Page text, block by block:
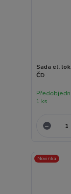
Sada el.
ČD
1 ks
Novinka